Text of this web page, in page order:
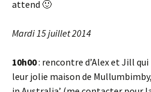
attend 🙂
Mardi 15 juillet 2014
10h00: rencontre d’Alex et Jill
leur jolie maison de